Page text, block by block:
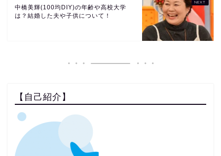
中橋美輝(100均DIY)の年齢や高校大学
は？結婚した夫や子供について！
【自己紹介】